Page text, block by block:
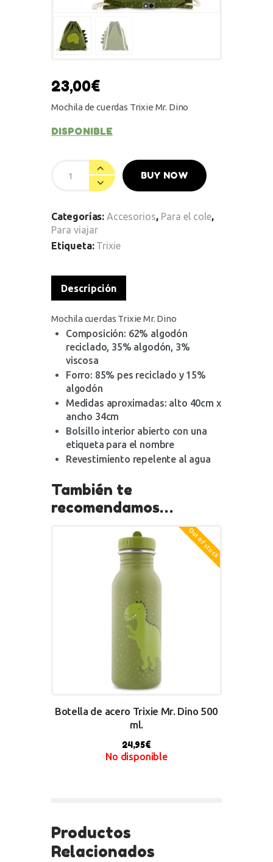
23,00€
Mochila de cuerdas Trixie Mr. Dino
DISPONIBLE
BUY NOW
Categorías: Accesorios, Para el cole,
Para viajar
Etiqueta: Trixie
Descripción
Mochila cuerdas Trixie Mr. Dino
Composición: 62% algodón
reciclado, 35% algodón, 3%
viscosa
Forro: 85% pes reciclado y 15%
algodón
Medidas aproximadas: alto 40cm x
ancho 34cm
Bolsillo interior abierto con una
etiqueta para el nombre
Revestimiento repelente al agua
También te
recomendamos…
Out of stock
Botella de acero Trixie Mr. Dino 500
ml.
24,95€
No disponible
Productos
Relacionados